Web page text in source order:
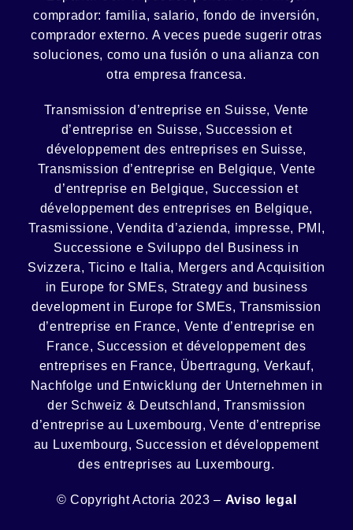
comprador: familia,salario, fondo de inversión,
comprador externo. A veces puede sugerir otras
soluciones, como una fusión o unaalianza con
otra empresa francesa.
Transmission d’entreprise en Suisse, Vente
d’entreprise en Suisse, Succession et
développement des entreprises en Suisse,
Transmission d’entreprise en Belgique, Vente
d’entreprise en Belgique, Succession et
développement des entreprises en Belgique,
Trasmissione, Vendita d’azienda, impresse, PMI,
Successione e Sviluppo del Business in
Svizzera, Ticino e Italia, Mergers and Acquisition
in Europe for SMEs, Strategy and business
development in Europe for SMEs,Transmission
d’entreprise en France, Vente d’entreprise en
France, Succession et développement des
entreprises en France, Übertragung, Verkauf,
Nachfolge und Entwicklung der Unternehmen in
der Schweiz & Deutschland ,Transmission
d’entreprise au Luxembourg, Vente d’entreprise
au Luxembourg, Succession et développement
des entreprises au Luxembourg.
© Copyright Actoria 2023 – Aviso legal